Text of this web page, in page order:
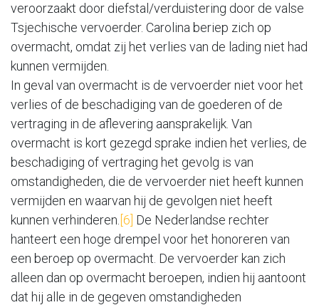
veroorzaakt door diefstal/verduistering door de valse
Tsjechische vervoerder. Carolina beriep zich op
overmacht, omdat zij het verlies van de lading niet had
kunnen vermijden.
In geval van overmacht is de vervoerder niet voor het
verlies of de beschadiging van de goederen of de
vertraging in de aflevering aansprakelijk. Van
overmacht is kort gezegd sprake indien het verlies, de
beschadiging of vertraging het gevolg is van
omstandigheden, die de vervoerder niet heeft kunnen
vermijden en waarvan hij de gevolgen niet heeft
kunnen verhinderen. [6] De Nederlandse rechter
hanteert een hoge drempel voor het honoreren van
een beroep op overmacht. De vervoerder kan zich
alleen dan op overmacht beroepen, indien hij aantoont
dat hij alle in de gegeven omstandigheden